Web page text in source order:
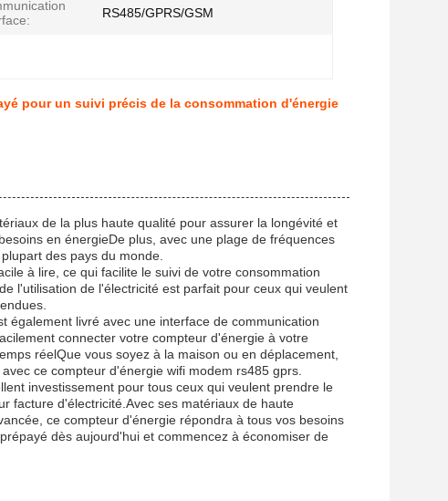
RS485/GPRS/GSM
pour un suivi précis de la consommation d'énergie
de la plus haute qualité pour assurer la longévité et
en énergieDe plus, avec une plage de fréquences
des pays du monde.
à lire, ce qui facilite le suivi de votre consommation
l'utilisation de l'électricité est parfait pour ceux qui veulent
également livré avec une interface de communication
connecter votre compteur d'énergie à votre
réelQue vous soyez à la maison ou en déplacement,
ce compteur d'énergie wifi modem rs485 gprs.
investissement pour tous ceux qui veulent prendre le
facture d'électricité.Avec ses matériaux de haute
ce compteur d'énergie répondra à tous vos besoins
dès aujourd'hui et commencez à économiser de